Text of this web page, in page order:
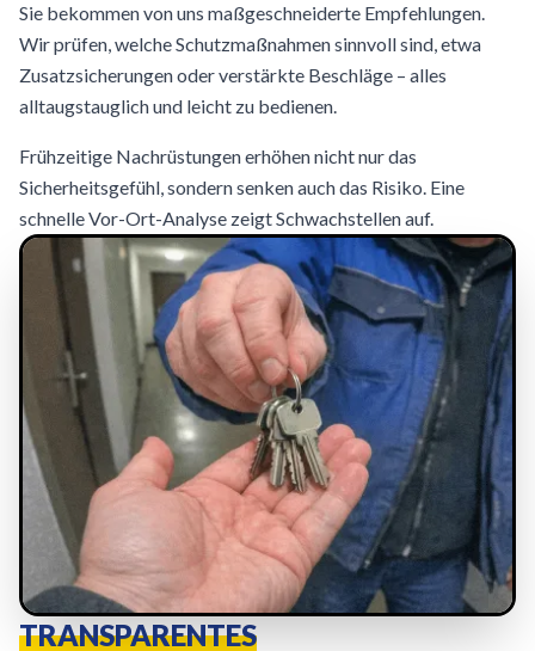
Sie bekommen von uns maßgeschneiderte Empfehlungen.
Wir prüfen, welche Schutzmaßnahmen sinnvoll sind, etwa
Zusatzsicherungen oder verstärkte Beschläge – alles
alltaugstauglich und leicht zu bedienen.
Frühzeitige Nachrüstungen erhöhen nicht nur das
Sicherheitsgefühl, sondern senken auch das Risiko. Eine
schnelle Vor-Ort-Analyse zeigt Schwachstellen auf.
TRANSPARENTES